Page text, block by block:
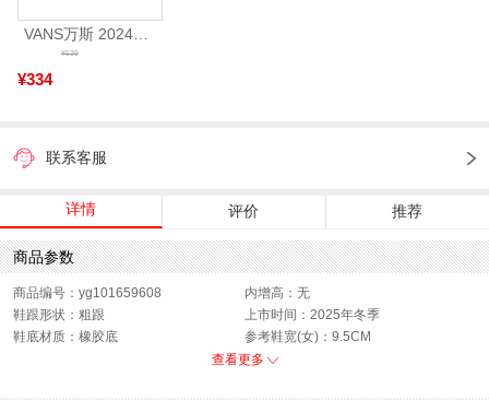
VANS万斯 2024年新款中性OldSkool帆布鞋/硫化鞋VN000D3HY28（延续款）
¥334
¥539
联系客服
详情 评价 推荐
商品参数
商品编号：yg101659608
内增高：无
鞋跟形状：粗跟
上市时间：2025年冬季
鞋底材质：橡胶底
参考鞋宽(女)：9.5CM
色系：黑色
查看更多